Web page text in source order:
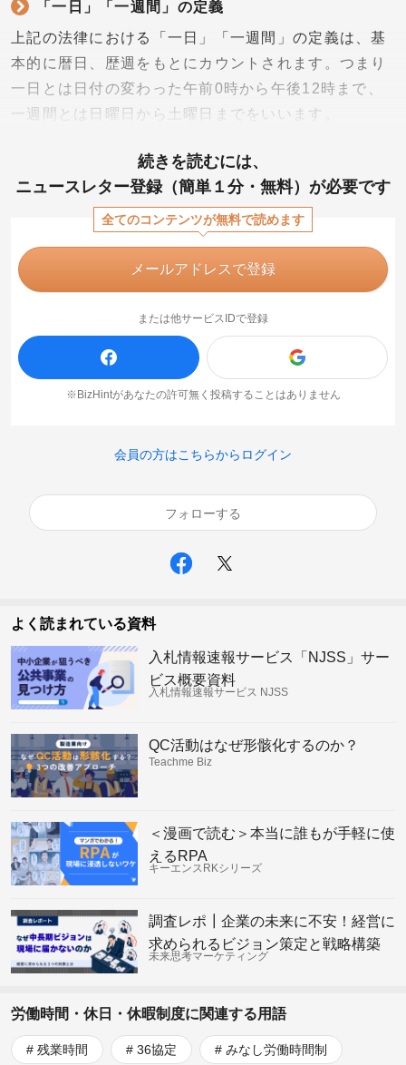
「一日」「一週間」の定義
上記の法律における「一日」「一週間」の定義は、基
本的に暦日、歴週をもとにカウントされます。つまり
一日とは日付の変わった午前0時から午後12時まで、
一週間とは日曜日から土曜日までをいいます。
続きを読むには、
ニュースレター登録（簡単１分・無料）が必要です
全てのコンテンツが無料で読めます
メールアドレスで登録
または他サービスIDで登録
※BizHintがあなたの許可無く投稿することはありません
会員の方はこちらからログイン
フォローする
よく読まれている資料
入札情報速報サービス「NJSS」サー
ビス概要資料
入札情報速報サービス NJSS
QC活動はなぜ形骸化するのか？
Teachme Biz
＜漫画で読む＞本当に誰もが手軽に使
えるRPA
キーエンスRKシリーズ
調査レポ┃企業の未来に不安！経営に
求められるビジョン策定と戦略構築
未来思考マーケティング
労働時間・休日・休暇制度に関連する用語
残業時間 36協定 みなし労働時間制